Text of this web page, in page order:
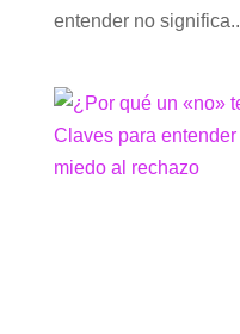
entender no